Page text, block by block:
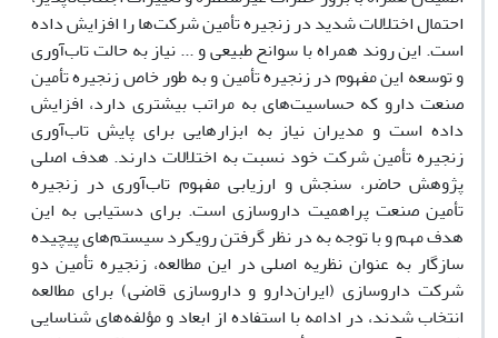
احتمال اختلالات شدید در زنجیره ‌تأمین شرکت‌ها را افزایش داده‌
است. این روند همراه با سوانح طبیعی و ... نیاز به حالت تاب‌آوری
و توسعه این مفهوم در زنجیره ‌تأمین و به طور خاص زنجیره تأمین
صنعت دارو که حساسیت‌های به مراتب بیشتری دارد، افزایش
داده است و مدیران نیاز به ابزارهایی برای پایش تاب‌‌آوری
زنجیره‌ تأمین شرکت خود نسبت به اختلالات دارند. هدف اصلی
پژوهش حاضر، سنجش و ارزیابی مفهوم تاب‌آوری در زنجیره‌
تأمین صنعت پراهمیت داروسازی است. برای دستیابی به این
هدف مهم و با توجه به در نظر گرفتن رویکرد سیستم‌های پیچیده
سازگار به عنوان نظریه اصلی در این مطالعه، زنجیره‌ تأمین دو
شرکت داروسازی (ایران‌دارو و داروسازی قاضی) برای مطالعه
انتخاب شدند، در ادامه با استفاده از ابعاد و مؤلفه‌های شناسایی